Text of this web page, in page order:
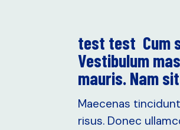
test test Cum
Vestibulum
mauris. Nam
Maecenas
risus. Donec